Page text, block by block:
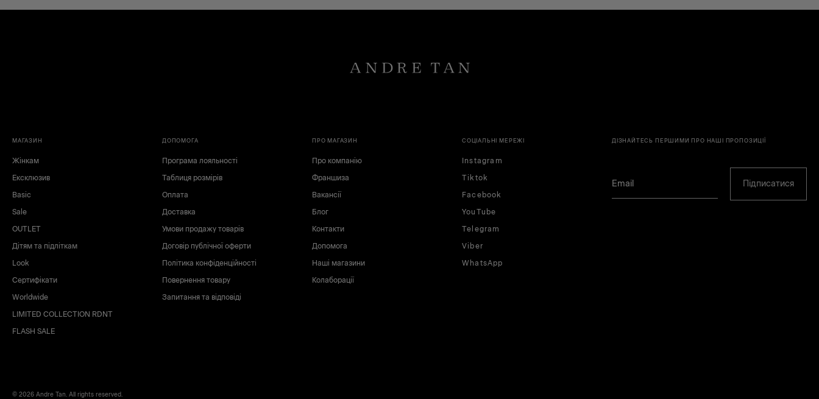
МАГАЗИН
Жінкам
Ексклюзив
Basic
Sale
OUTLET
Дітям та підліткам
Look
Сертифікати
Worldwide
LIMITED COLLECTION RDNT
FLASH SALE
ДОПОМОГА
Програма лояльності
Таблиця розмірів
Оплата
Доставка
Умови продажу товарів
Договір публічної оферти
Політика конфіденційності
Повернення товару
Запитання та відповіді
ПРО МАГАЗИН
Про компанію
Франшиза
Вакансії
Блог
Контакти
Допомога
Наші магазини
Колаборації
СОЦІАЛЬНІ МЕРЕЖІ
Instagram
Tiktok
Facebook
YouTube
Telegram
Viber
WhatsApp
ДІЗНАЙТЕСЬ ПЕРШИМИ ПРО НАШІ ПРОПОЗИЦІЇ
Підписатися
© 2026 Andre Tan. All rights reserved.